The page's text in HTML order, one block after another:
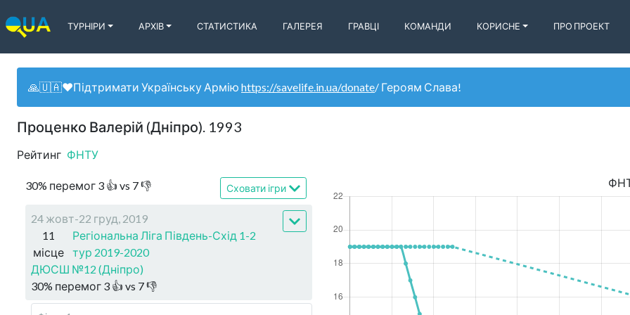
ТУРНІРИ АРХІВ СТАТИСТИКА ГАЛЕРЕЯ ГРАВЦІ КОМАНДИ КОРИСНЕ ПРО ПРОЕКТ
🙏🇺🇦❤️Підтримати Українську Армію https://savelife.in.ua/donate/ Героям Слава!
Проценко Валерій (Дніпро). 1993
Рейтинг ФНТУ
30% перемог 3 👍 vs 7👎 Сховати ігри
24 жовт-22 груд, 2019
11
місце
Регіональна Ліга Південь-Схід 1-2
тур 2019-2020
ДЮСШ №12 (Дніпро)
30% перемог 3 👍 vs 7👎